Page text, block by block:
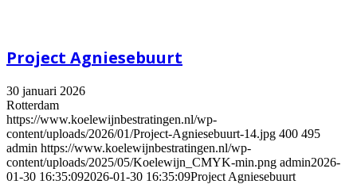
Project Agniesebuurt
30 januari 2026
Rotterdam
https://www.koelewijnbestratingen.nl/wp-
content/uploads/2026/01/Project-Agniesebuurt-14.jpg 400 495
admin https://www.koelewijnbestratingen.nl/wp-
content/uploads/2025/05/Koelewijn_CMYK-min.png admin2026-
01-30 16:35:092026-01-30 16:35:09Project Agniesebuurt